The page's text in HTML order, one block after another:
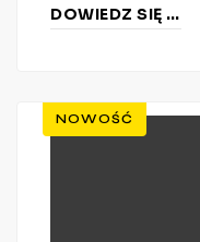
DOWIEDZ SIĘ WIĘCEJ
NOWOŚĆ